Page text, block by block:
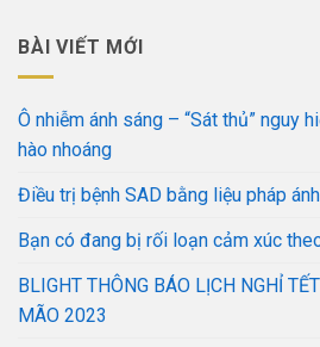
BÀI VIẾT MỚI
Ô nhiễm ánh sáng – “Sát thủ” nguy
hào nhoáng
Điều trị bệnh SAD bằng liệu pháp
Bạn có đang bị rối loạn cảm xúc
BLIGHT THÔNG BÁO LỊCH NGHỈ
MÃO 2023